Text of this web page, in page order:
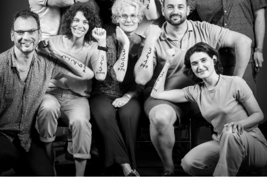
TEAM THE SHIFT PROJECT